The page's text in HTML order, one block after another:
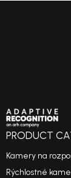
PRODUCT
Kamery na
Rýchlostné